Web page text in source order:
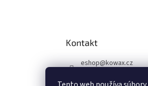
Kontakt
eshop@kowax.cz